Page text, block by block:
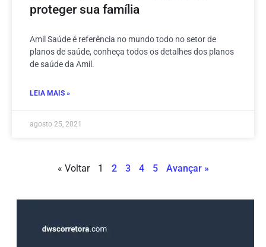
proteger sua família
Amil Saúde é referência no mundo todo no setor de
planos de saúde, conheça todos os detalhes dos planos
de saúde da Amil.
LEIA MAIS »
agosto 25, 2021
« Voltar 1 2 3 4 5 Avançar »